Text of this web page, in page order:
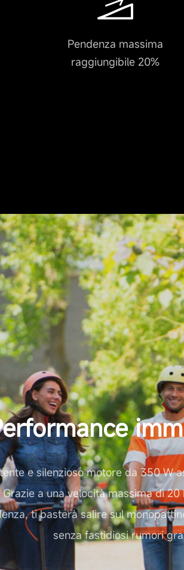
Pendenza massima
raggiungibile 20%
e silenzioso motore da 350 W
a una velocità massima di
ti basterà salire sul
senza fastidiosi rumori